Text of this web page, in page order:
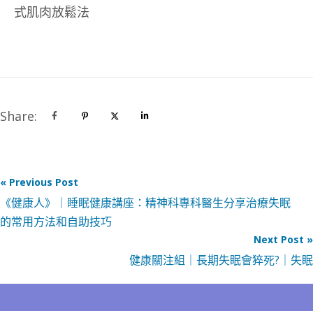
式肌肉放鬆法
Share:
« Previous Post
《健康人》｜睡眠健康講座：精神科專科醫生分享治療失眠
的常用方法和自助技巧
Next Post »
健康關注組｜長期失眠會猝死?｜失眠